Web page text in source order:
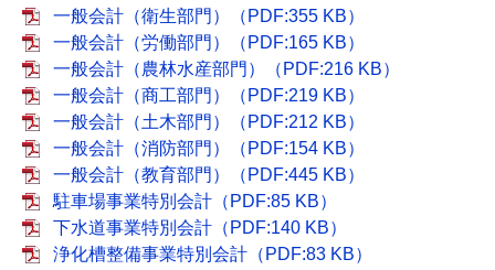
一般会計（衛生部門）（PDF:355 KB）
一般会計（労働部門）（PDF:165 KB）
一般会計（農林水産部門）（PDF:216 KB）
一般会計（商工部門）（PDF:219 KB）
一般会計（土木部門）（PDF:212 KB）
一般会計（消防部門）（PDF:154 KB）
一般会計（教育部門）（PDF:445 KB）
駐車場事業特別会計（PDF:85 KB）
下水道事業特別会計（PDF:140 KB）
浄化槽整備事業特別会計（PDF:83 KB）